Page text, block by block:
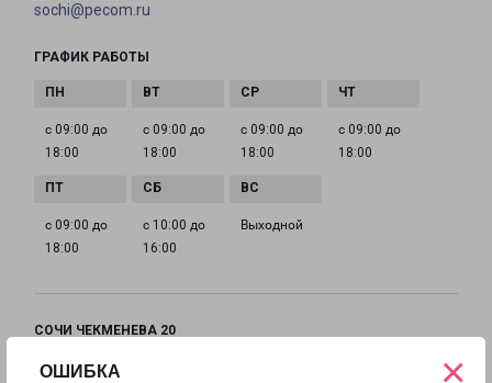
ОШИБКА ×
sochi@pecom.ru
ГРАФИК РАБОТЫ
с 09:00 до
18:00
с 09:00 до
18:00
с 09:00 до
18:00
с 09:00 до
18:00
с 09:00 до
18:00
с 10:00 до
16:00
Выходной
СОЧИ ЧЕКМЕНЕВА 20